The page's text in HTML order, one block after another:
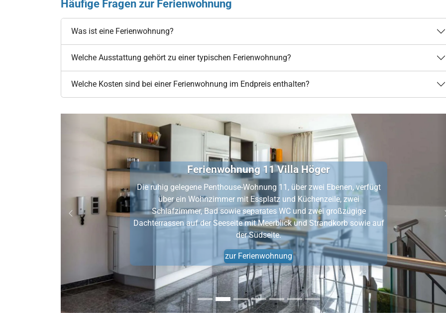
Häufige Fragen zur Ferienwohnung
Was ist eine Ferienwohnung?
Welche Ausstattung gehört zu einer typischen Ferienwohnung?
Welche Kosten sind bei einer Ferienwohnung im Endpreis enthalten?
im Ostseebad Boltenhagen
Boltenhagen bei Nacht
Ferienwohnung 11 Villa Höger
Die ruhig gelegene Penthouse-Wohnung 11, über zwei Ebenen, verfügt
über ein Wohnzimmer mit Essplatz und Küchenzeile, zwei
Schlafzimmer, Bad sowie separates WC und zwei großzügige
Dachterrassen auf der Seeseite mit Meerblick und Strandkorb sowie auf
Zurück